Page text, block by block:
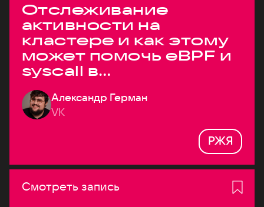
Отслеживание
активности на
кластере и как этому
может помочь eBPF и
syscall в
высоконагруженных
системах
Александр Герман
VK
РЖЯ
Смотреть запись